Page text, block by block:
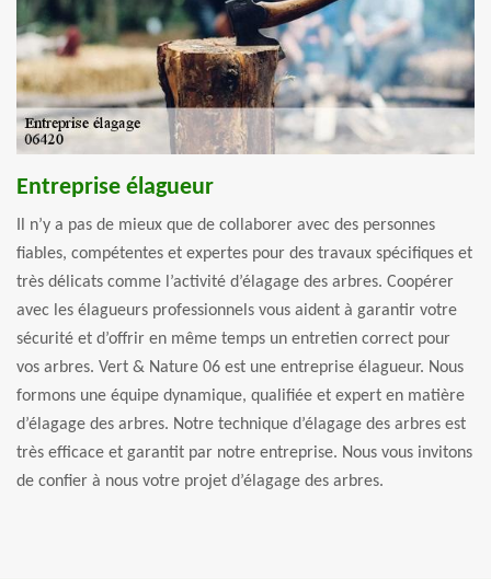
Entreprise élagueur
Il n’y a pas de mieux que de collaborer avec des personnes
fiables, compétentes et expertes pour des travaux spécifiques et
très délicats comme l’activité d’élagage des arbres. Coopérer
avec les élagueurs professionnels vous aident à garantir votre
sécurité et d’offrir en même temps un entretien correct pour
vos arbres. Vert & Nature 06 est une entreprise élagueur. Nous
formons une équipe dynamique, qualifiée et expert en matière
d’élagage des arbres. Notre technique d’élagage des arbres est
très efficace et garantit par notre entreprise. Nous vous invitons
de confier à nous votre projet d’élagage des arbres.